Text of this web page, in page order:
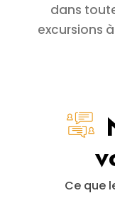
dans
excursions
Ce que